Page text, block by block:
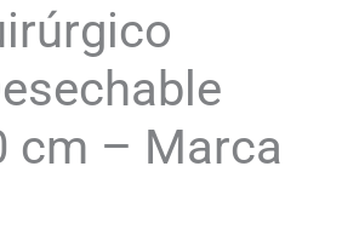
cm – Marca